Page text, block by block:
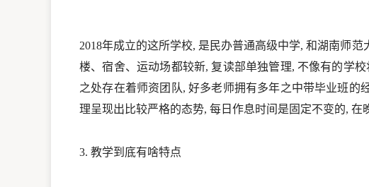
2018年成立的这所学校, 是民办普通高级中学, 和湖南师
楼、宿舍、运动场都较新, 复读部单独管理, 不像有的学
之处存在着师资团队, 好多老师拥有多年之中带毕业班的
理呈现出比较严格的态势, 每日作息时间是固定不变的, 在
3. 教学到底有啥特点